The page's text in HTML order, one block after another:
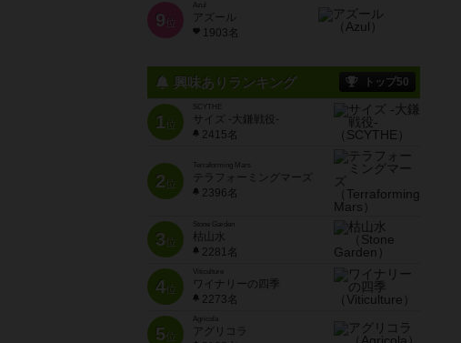
9 位
Azul
アズール
1903名
興味ありランキング トップ50
1位
SCYTHE
サイズ -大鎌戦役-
2415名
2位
Terraforming Mars
テラフォーミングマーズ
2396名
3位
Stone Garden
枯山水
2281名
4位
Viticulture
ワイナリーの四季
2273名
5位
Agricola
アグリコラ